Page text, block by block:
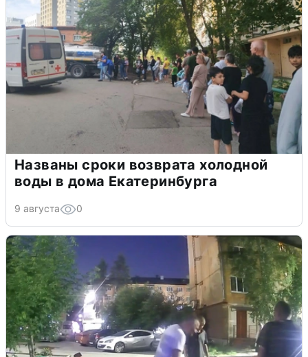
Названы сроки возврата холодной
воды в дома Екатеринбурга
9 августа 0